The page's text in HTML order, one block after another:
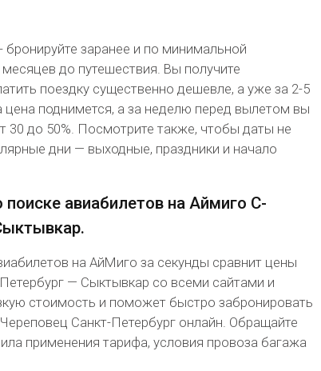
бронируйте заранее и по минимальной
до путешествия. Вы получите
поездку существенно дешевле, а уже за 2-5
цена поднимется, а за неделю перед вылетом вы
30 до 50%. Посмотрите также, чтобы даты не
дни — выходные, праздники и начало
авиабилетов на Аймиго С-
на АйМиго за секунды сравнит цены
— Сыктывкар со всеми сайтами и
стоимость и поможет быстро забронировать
Санкт-Петербург онлайн. Обращайте
применения тарифа, условия провоза багажа